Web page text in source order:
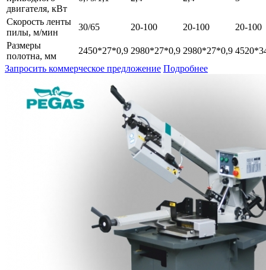
двигателя, кВт
Скорость ленты
пилы, м/мин
30/65 20-100 20-100
20-100
Размеры
полотна, мм
2450*27*0,9 2980*27*0,9 2980*27*0,9
Запросить коммерческое предложение Подробнее